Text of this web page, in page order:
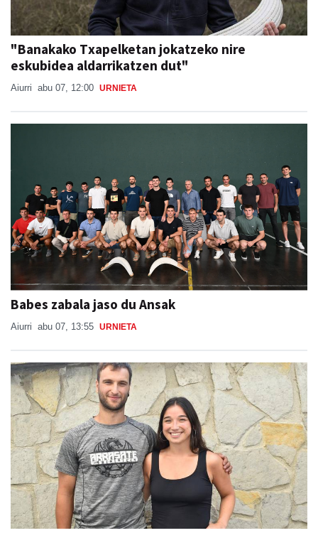
"Banakako Txapelketan jokatzeko nire
eskubidea aldarrikatzen dut"
Aiurri abu 07, 12:00 URNIETA
Babes zabala jaso du Ansak
Aiurri abu 07, 13:55 URNIETA